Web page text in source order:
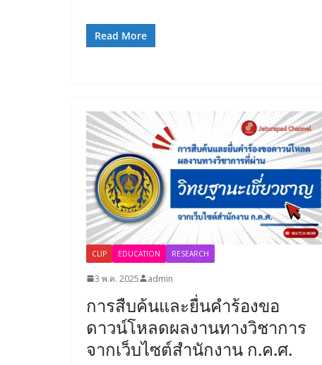
Read More
CLIP EDUCATION RESEARCH
3 พ.ค. 2025 admin
การสืบค้นและยื่นคำร้องขอ
ดาวน์โหลดผลงานทางวิชาการ
จากเว็บไซต์สำนักงาน ก.ค.ศ.